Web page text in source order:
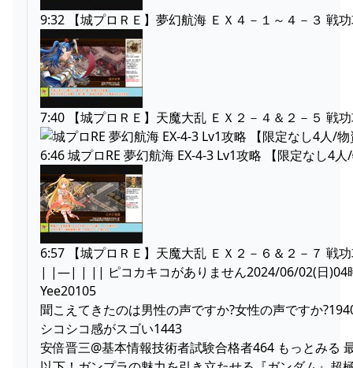
9:32 【城プロＲＥ】夢幻航海 ＥＸ４－１～４－３
7:40 【城プロＲＥ】天魔大乱 ＥＸ２－４＆２－５
6:46 城プロRE 夢幻航海 EX-4-3 Lv1攻略 【限定なし4
6:57 【城プロＲＥ】天魔大乱 ＥＸ２－６＆２－７
| |—| | || ピコカキコがありません2024/06/02(日)04
Yee20105
聞こえてきたのは男性の声ですか?女性の声ですか
シコシコ感がスゴい1443
安倍晋三@基本情報技術者試験合格者464 もっとみる